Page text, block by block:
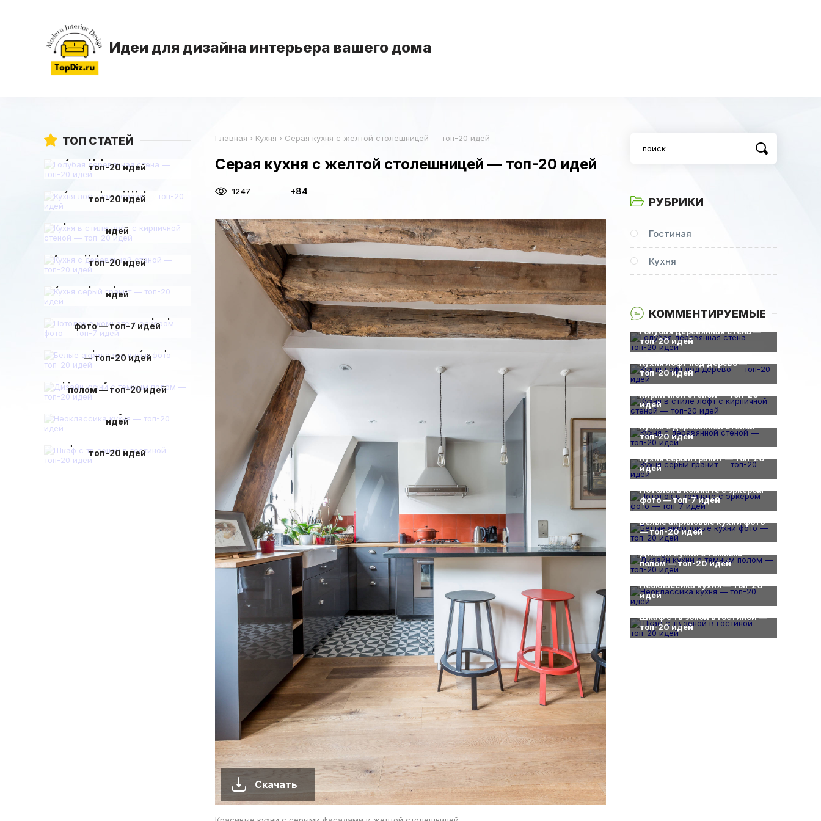
Идеи для дизайна интерьера вашего дома
Главная › Кухня › Серая кухня с желтой столешницей — топ-20 идей
Серая кухня с желтой столешницей — топ-20 идей
1247 +84
Скачать
ТОП СТАТЕЙ
топ-20 идей
топ-20 идей
идей
топ-20 идей
идей
фото — топ-7 идей
— топ-20 идей
полом — топ-20 идей
идей
топ-20 идей
РУБРИКИ
Гостиная
Кухня
КОММЕНТИРУЕМЫЕ
Голубая деревянная стена —
топ-20 идей
0
Кухня лофт под дерево —
топ-20 идей
Кухня в стиле лофт с
кирпичной стеной — топ-20
идей
0
Кухня с деревянной стеной —
топ-20 идей
Кухня серый гранит — топ-20
идей
Потолок в комнате с эркером
фото — топ-7 идей
Белые акриловые кухни фото
— топ-20 идей
Дизайн кухни с темным
полом — топ-20 идей
Неоклассика кухня — топ-20
идей
Шкаф с тв зоной в гостиной —
топ-20 идей